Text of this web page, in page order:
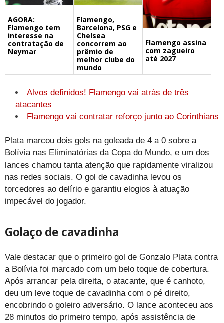
AGORA:
Flamengo tem
interesse na
contratação de
Neymar
Flamengo,
Barcelona, PSG e
Chelsea
concorrem ao
prêmio de
melhor clube do
mundo
Flamengo assina
com zagueiro
até 2027
Alvos definidos! Flamengo vai atrás de três
atacantes
Flamengo vai contratar reforço junto ao Corinthians
Plata marcou dois gols na goleada de 4 a 0 sobre a
Bolívia nas Eliminatórias da Copa do Mundo, e um dos
lances chamou tanta atenção que rapidamente viralizou
nas redes sociais. O gol de cavadinha levou os
torcedores ao delírio e garantiu elogios à atuação
impecável do jogador.
Golaço de cavadinha
Vale destacar que o primeiro gol de Gonzalo Plata contra
a Bolívia foi marcado com um belo toque de cobertura.
Após arrancar pela direita, o atacante, que é canhoto,
deu um leve toque de cavadinha com o pé direito,
encobrindo o goleiro adversário. O lance aconteceu aos
28 minutos do primeiro tempo, após assistência de